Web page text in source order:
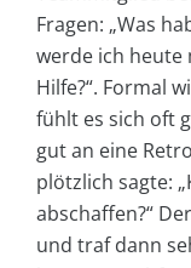
Fragen: „Was
werde ich heute
Hilfe?“. Formal
fühlt es sich oft
gut an eine
plötzlich sagte:
abschaffen?“
und traf dann